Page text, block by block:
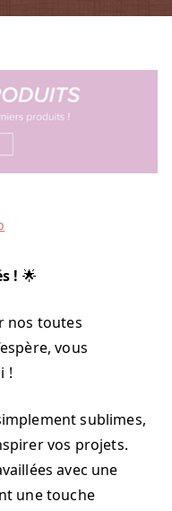
! 🌟
nos toutes
vous
!
sublimes,
vos projets.
avec une
une touche